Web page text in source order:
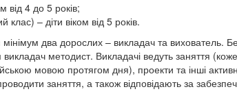
від 4 до 5 років;
клас) – діти віком від 5 років.
мінімум два дорослих – викладач та вихователь.
методист. Викладачі ведуть заняття
мовою протягом дня), проекти та інші
заняття, а також відповідають за